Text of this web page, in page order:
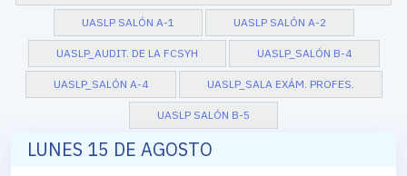
UASLP SALÓN A-1 UASLP SALÓN A-2
UASLP_AUDIT. DE LA FCSYH UASLP_SALÓN B-4
UASLP_SALÓN A-4 UASLP_SALA EXÁM. PROFES.
UASLP SALÓN B-5
LUNES 15 DE AGOSTO